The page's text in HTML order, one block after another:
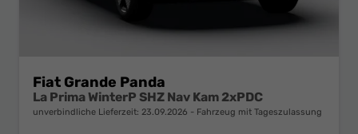
Fiat Grande Panda
La Prima WinterP SHZ Nav Kam 2xPDC
unverbindliche Lieferzeit: 23.09.2026 Fahrzeug mit Tageszulassung